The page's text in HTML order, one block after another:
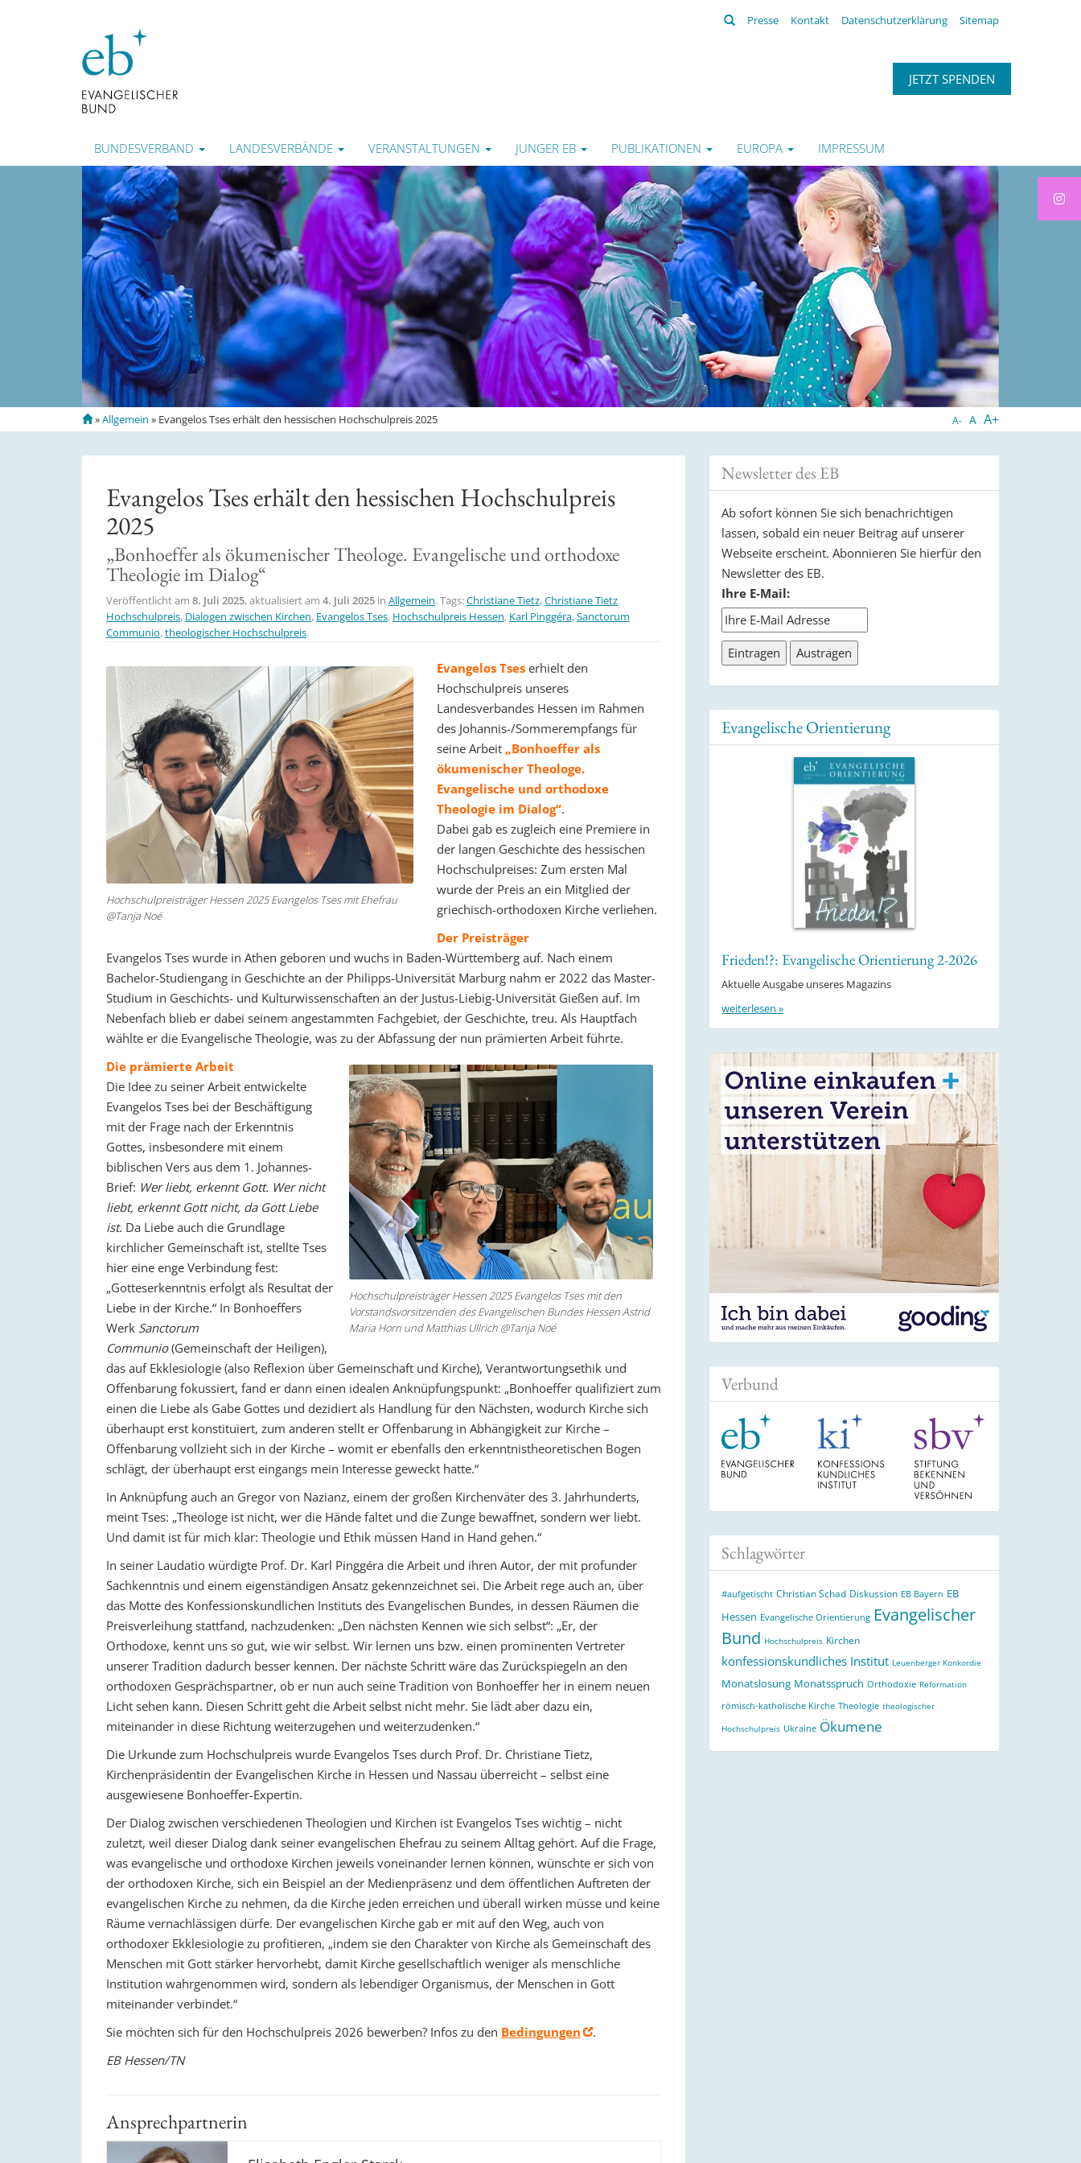
Suchen
Presse Kontakt Datenschutzerklärung Sitemap
JETZT SPENDEN
BUNDESVERBAND LANDESVERBÄNDE VERANSTALTUNGEN JUNGER EB PUBLIKATIONEN EUROPA IMPRESSUM
S
t
»Allgemein » Evangelos Tses erhält den hessischen Hochschulpreis 2025 A- A A+
Evangelos Tses erhält den hessischen Hochschulpreis
2025
„Bonhoeffer als ökumenischer Theologe. Evangelische und orthodoxe
Theologie im Dialog“
Veröffentlicht am 8. Juli 2025, aktualisiert am 4. Juli 2025 in Allgemein. Tags:Christiane Tietz,Christiane Tietz
Hochschulpreis, Dialogen zwischen Kirchen, Evangelos Tses, Hochschulpreis Hessen, Karl Pinggéra,Sanctorum
Communio,theologischer Hochschulpreis.
Hochschulpreisträger Hessen 2025 Evangelos Tses mit Ehefrau
@Tanja Noé
Evangelos Tses erhielt den
Hochschulpreis unseres
Landesverbandes Hessen im Rahmen
des Johannis-/Sommerempfangs für
seine Arbeit „Bonhoeffer als
ökumenischer Theologe.
Evangelische und orthodoxe
Theologie im Dialog“.
Dabei gab es zugleich eine Premiere in
der langen Geschichte des hessischen
Hochschulpreises: Zum ersten Mal
wurde der Preis an ein Mitglied der
griechisch-orthodoxen Kirche verliehen.
Der Preisträger
Evangelos Tses wurde in Athen geboren und wuchs in Baden-Württemberg auf. Nach einem
Bachelor-Studiengang in Geschichte an der Philipps-Universität Marburg nahm er 2022 das Master-
Studium in Geschichts- und Kulturwissenschaften an der Justus-Liebig-Universität Gießen auf. Im
Nebenfach blieb er dabei seinem angestammten Fachgebiet, der Geschichte, treu. Als Hauptfach
wählte er die Evangelische Theologie, was zu der Abfassung der nun prämierten Arbeit führte.
Hochschulpreisträger Hessen 2025 Evangelos Tses mit den
Vorstandsvorsitzenden des Evangelischen Bundes Hessen Astrid
Maria Horn und Matthias Ullrich @Tanja Noé
Die prämierte Arbeit
Die Idee zu seiner Arbeit entwickelte
Evangelos Tses bei der Beschäftigung
mit der Frage nach der Erkenntnis
Gottes, insbesondere mit einem
biblischen Vers aus dem 1. Johannes-
Brief: Wer liebt, erkennt Gott. Wer nicht
liebt, erkennt Gott nicht, da Gott Liebe
ist. Da Liebe auch die Grundlage
kirchlicher Gemeinschaft ist, stellte Tses
hier eine enge Verbindung fest:
„Gotteserkenntnis erfolgt als Resultat der
Liebe in der Kirche.“ In Bonhoeffers
Werk Sanctorum
Communio(Gemeinschaft der Heiligen),
das auf Ekklesiologie (also Reflexion über Gemeinschaft und Kirche), Verantwortungsethik und
Offenbarung fokussiert, fand er dann einen idealen Anknüpfungspunkt: „Bonhoeffer qualifiziert zum
einen die Liebe als Gabe Gottes und dezidiert als Handlung für den Nächsten, wodurch Kirche sich
überhaupt erst konstituiert, zum anderen stellt er Offenbarung in Abhängigkeit zur Kirche –
Offenbarung vollzieht sich in der Kirche – womit er ebenfalls den erkenntnistheoretischen Bogen
schlägt, der überhaupt erst eingangs mein Interesse geweckt hatte.“
In Anknüpfung auch an Gregor von Nazianz, einem der großen Kirchenväter des 3. Jahrhunderts,
meint Tses: „Theologe ist nicht, wer die Hände faltet und die Zunge bewaffnet, sondern wer liebt.
Und damit ist für mich klar: Theologie und Ethik müssen Hand in Hand gehen.“
In seiner Laudatio würdigte Prof. Dr. Karl Pinggéra die Arbeit und ihren Autor, der mit profunder
Sachkenntnis und einem eigenständigen Ansatz gekennzeichnet sei. Die Arbeit rege auch an, über
das Motte des Konfessionskundlichen Instituts des Evangelischen Bundes, in dessen Räumen die
Preisverleihung stattfand, nachzudenken: „Den nächsten Kennen wie sich selbst“: „Er, der
Orthodoxe, kennt uns so gut, wie wir selbst. Wir lernen uns bzw. einen prominenten Vertreter
unserer Tradition dadurch besser kennen. Der nächste Schritt wäre das Zurückspiegeln an den
orthodoxen Gesprächspartner, ob er nun auch seine Tradition von Bonhoeffer her in einem neuen
Licht sehen kann. Diesen Schritt geht die Arbeit selbst nicht mehr. Sie lädt aber dazu ein,
miteinander in diese Richtung weiterzugehen und weiterzudenken.“
Die Urkunde zum Hochschulpreis wurde Evangelos Tses durch Prof. Dr. Christiane Tietz,
Kirchenpräsidentin der Evangelischen Kirche in Hessen und Nassau überreicht – selbst eine
ausgewiesene Bonhoeffer-Expertin.
Der Dialog zwischen verschiedenen Theologien und Kirchen ist Evangelos Tses wichtig – nicht
zuletzt, weil dieser Dialog dank seiner evangelischen Ehefrau zu seinem Alltag gehört. Auf die Frage,
was evangelische und orthodoxe Kirchen jeweils voneinander lernen können, wünschte er sich von
der orthodoxen Kirche, sich ein Beispiel an der Medienpräsenz und dem öffentlichen Auftreten der
evangelischen Kirche zu nehmen, da die Kirche jeden erreichen und überall wirken müsse und keine
Räume vernachlässigen dürfe. Der evangelischen Kirche gab er mit auf den Weg, auch von
orthodoxer Ekklesiologie zu profitieren, „indem sie den Charakter von Kirche als Gemeinschaft des
Menschen mit Gott stärker hervorhebt, damit Kirche gesellschaftlich weniger als menschliche
Institution wahrgenommen wird, sondern als lebendiger Organismus, der Menschen in Gott
miteinander verbindet.“
Sie möchten sich für den Hochschulpreis 2026 bewerben? Infos zu den Bedingungen
.
EB Hessen/TN
Ansprechpartnerin
Newsletter des EB
Ab sofort können Sie sich benachrichtigen
lassen, sobald ein neuer Beitrag auf unserer
Webseite erscheint. Abonnieren Sie hierfür den
Newsletter des EB.
Ihre E-Mail:
Evangelische Orientierung
Frieden!?: Evangelische Orientierung 2-2026
Aktuelle Ausgabe unseres Magazins
weiterlesen »
Verbund
Schlagwörter
#aufgetischt Christian Schad Diskussion EB Bayern EB
Hessen Evangelische Orientierung Evangelischer
Bund Hochschulpreis Kirchen
konfessionskundliches Institut Leuenberger Konkordie
Monatslosung Monatsspruch Orthodoxie Reformation
römisch-katholische Kirche Theologie theologischer
Hochschulpreis Ukraine Ökumene